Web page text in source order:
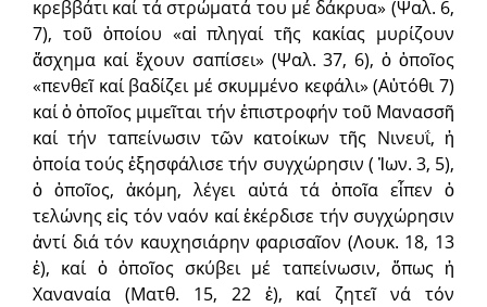
κρεββάτι καί τά στρώματά του μέ δάκρυα» (Ψαλ. 6,
7), τοῦ ὁποίου «αἱ πληγαί τῆς κακίας μυρίζουν
ἄσχημα καί ἔχουν σαπίσει» (Ψαλ. 37, 6), ὁ ὁποῖος
«πενθεῖ καί βαδίζει μέ σκυμμένο κεφάλι» (Αὐτόθι 7)
καί ὁ ὁποῖος μιμεῖται τήν ἐπιστροφήν τοῦ Μανασσῆ
καί τήν ταπείνωσιν τῶν κατοίκων τῆς Νινευΐ, ἡ
ὁποία τούς ἐξησφάλισε τήν συγχώρησιν ( Ἰων. 3, 5),
ὁ ὁποῖος, ἀκόμη, λέγει αὐτά τά ὁποῖα εἶπεν ὁ
τελώνης εἰς τόν ναόν καί ἐκέρδισε τήν συγχώρησιν
ἀντί διά τόν καυχησιάρην φαρισαῖον (Λουκ. 18, 13
ἑ), καί ὁ ὁποῖος σκύβει μέ ταπείνωσιν, ὅπως ἡ
Χαναναία (Ματθ. 15, 22 ἑ), καί ζητεῖ νά τόν